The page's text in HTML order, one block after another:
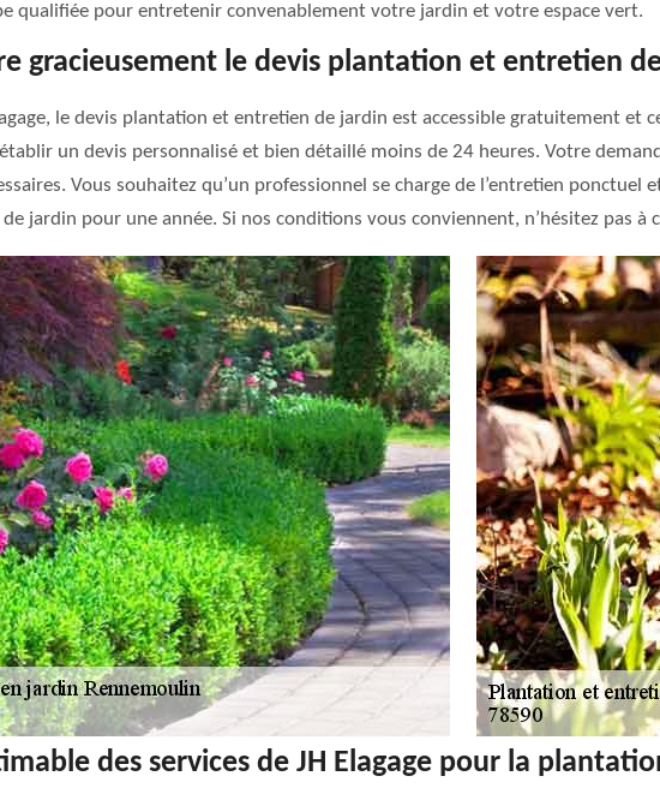
qualifiée pour entretenir convenablement votre jardin et votre espace vert.
gracieusement le devis plantation et entretien
le devis plantation et entretien de jardin est accessible gratuitement et
un devis personnalisé et bien détaillé moins de 24 heures. Votre
Vous souhaitez qu’un professionnel se charge de l’entretien
jardin pour une année. Si nos conditions vous conviennent, n’hésitez pas à
des services de JH Elagage pour la